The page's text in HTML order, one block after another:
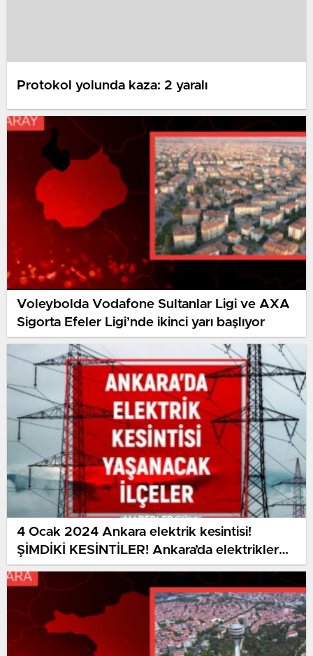
Protokol yolunda kaza: 2 yaralı
Voleybolda Vodafone Sultanlar Ligi ve AXA
Sigorta Efeler Ligi’nde ikinci yarı başlıyor
4 Ocak 2024 Ankara elektrik kesintisi!
ŞİMDİKİ KESİNTİLER! Ankara’da elektrikler
ne vakit gelecek?